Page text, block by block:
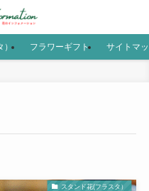
） フラワーギフト サイトマ
スタンド花(フラスタ）